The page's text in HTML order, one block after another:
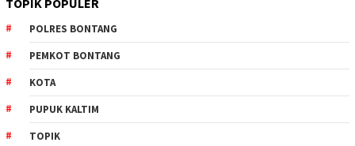
TOPIK POPULER
POLRES BONTANG
PEMKOT BONTANG
KOTA
PUPUK KALTIM
TOPIK